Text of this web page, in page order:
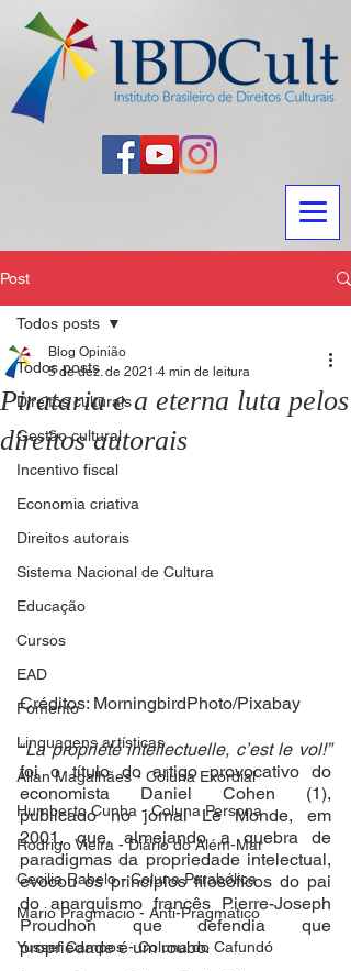
Post
Todos posts
Direitos culturais
Gestão cultural
Incentivo fiscal
Economia criativa
Direitos autorais
Sistema Nacional de Cultura
Educação
Cursos
EAD
Fomento
Linguagens artísticas
Allan Magalhães - Coluna Exordial
Humberto Cunha - Coluna Persona
Rodrigo Vieira - Diário do Além-Mar
Cecilia Rabelo - Coluna Parabólica
Mário Pragmácio - Anti-Pragmático
Yussef Campos - Coluna do Cafundó
Todos posts
Pirataria e a eterna luta pelos
direitos autorais
Blog Opinião
5 de dez. de 2021 4 min de leitura
Créditos: MorningbirdPhoto/Pixabay
“La propriété intellectuelle, c’est le vol!”
foi o título do artigo provocativo do
economista Daniel Cohen (1),
publicado no jornal Le Monde, em
2001, que, almejando a quebra de
paradigmas da propriedade intelectual,
evocou os princípios filosóficos do pai
do anarquismo francês Pierre-Joseph
Proudhon que defendia que
propriedade é um roubo.